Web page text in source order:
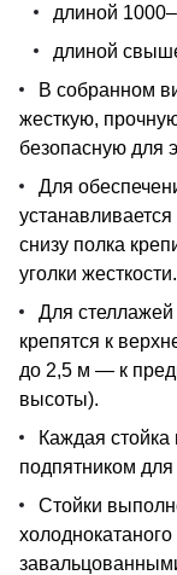
длиной
длиной
В собранном
жесткую,
безопасную для
Для
снизу полка
уголки жесткости.
Для стеллажей
крепятся к
до 2,5 м — к
высоты).
Каждая
подпятником
Стойки